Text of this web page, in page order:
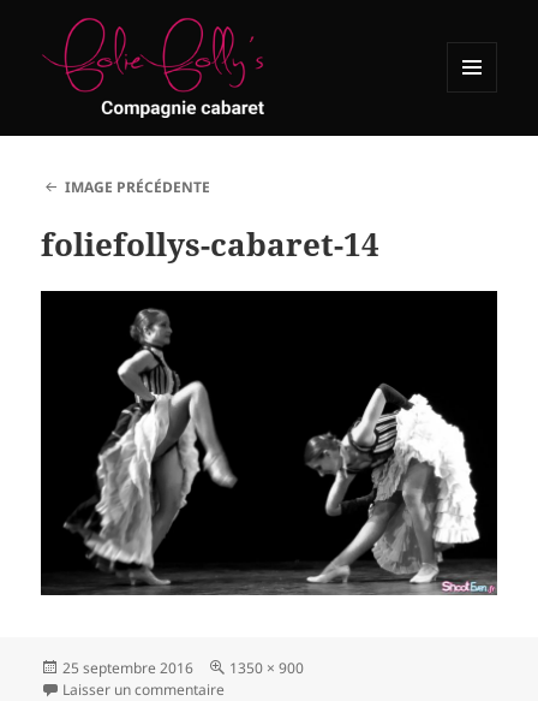
WIDGETS
IMAGE PRÉCÉDENTE
foliefollys-cabaret-14
Publié
le
25 septembre 2016
Taille
1350 × 900
Laisser un commentaire